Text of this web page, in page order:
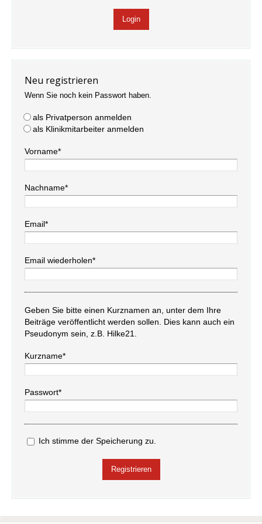
Neu registrieren
Wenn Sie noch kein Passwort haben.
als Privatperson anmelden
als Klinikmitarbeiter anmelden
Vorname*
Nachname*
Email*
Email wiederholen*
Geben Sie bitte einen Kurznamen an, unter dem Ihre
Beiträge veröffentlicht werden sollen. Dies kann auch ein
Pseudonym sein, z.B. Hilke21.
Kurzname*
Passwort*
Ich stimme der Speicherung zu.